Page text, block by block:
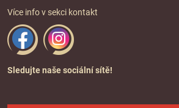
Více info v sekci kontakt
Sledujte naše sociální sítě!